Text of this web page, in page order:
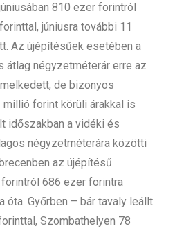
810 ezer forintról
júniusra további 11
Az újépítésűek esetében a
átlag négyzetméterár erre az
de bizonyos
forint körüli árakkal is
időszakban a vidéki és
négyzetméterára közötti
az újépítésű
686 ezer forintra
óta. Győrben – bár tavaly leállt
Szombathelyen 78